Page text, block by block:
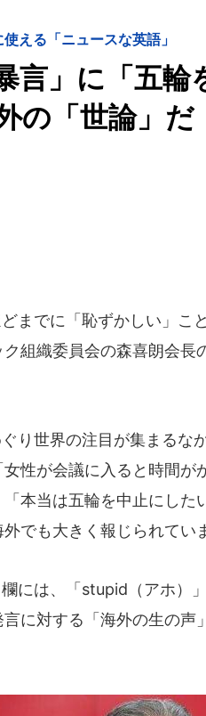
える「ニュースな英語」
言」に「五
の「世論」だ
までに「恥ずかしい」
組織委員会の森喜朗会
り世界の注目が集まるな
女性が会議に入ると時間
本当は五輪を中止にした
でも大きく報じられてい
には、「stupid（アホ）
に対する「海外の生の声